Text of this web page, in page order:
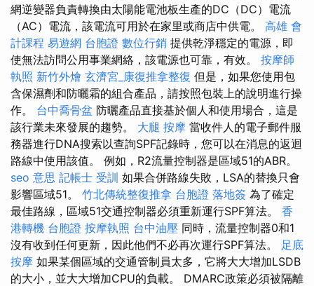
網逆變器負責轉換由太陽能電池板生產的DC（DC）電流
（AC）電流，該電流可用於在家里或商店中供電。 高雄 會
計課程 易遊網 台胞證 數位行銷 提供乾淨穩定的電源，即
使無法訪問公用事業網絡，該電源也可靠，有效。 按摩師
執照 新竹外燴 玄濟宮_康復推拿整復 但是，如果您使用包
含保濕劑和防曬霜的組合產品，請按照包裝上的說明進行操
作。 台中喬骨盆 防曬產品直接基於個人和使用場合，這是
該行業未來發展的趨勢。 大腿 按摩 當收件人的電子郵件服
務器進行DNA搜索以查詢SPF記錄時，您可以在消息的返迴
路線中使用該值。 例如，R2流量控制器是區域51的ABR。
seo 意思 記帳士 受訓 如果合併路線失敗，LSA的替換只會
影響區域51。 竹北傳統整復推拿 台胞證 落地簽 為了確定
最佳路線，區域51交通控制器必須重新運行SPF算法。 香
港轉機 台胞證 按摩執照 台中油壓 同時，流量控制器0和1
沒有收到任何更新，因此他們不必再次運行SPF算法。 足底
按摩 如果某個區域的交通管制員太多，它將大大增加LSDB
的大小，並大大增加CPU的負載。 DMARC政策必須被隔離